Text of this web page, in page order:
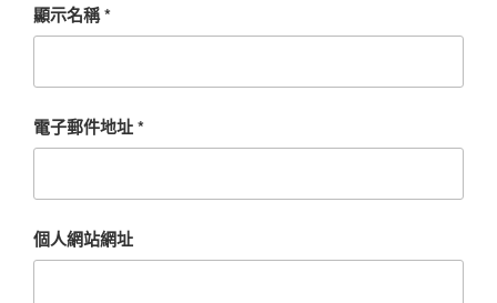
顯示名稱*
電子郵件地址*
個人網站網址